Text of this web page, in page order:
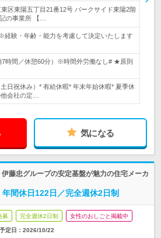
東区東陽五丁目21番12号 パークサイド東陽2階
の事業所 【…
経験・年齢・能力を考慮して決定いたします
7時間／休憩60分）※時間外労働なし# ★原則
日祝休み）* 有給休暇* 年末年始休暇* 夏季休
会社の定…
気になる
藤忠グループの安定基盤が魅力の住宅メーカ
年間休日122日／完全週休2日制
募 完全週休2日制 女性のおしごと掲載中
定日： 2026/10/22